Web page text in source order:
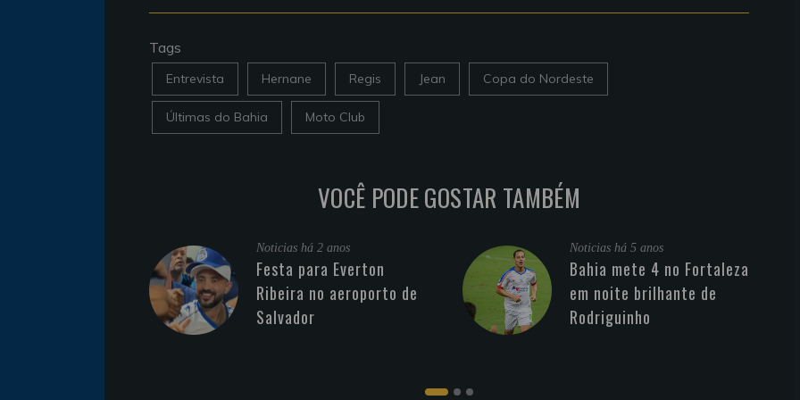
Tags
Entrevista Hernane Regis Jean Copa do Nordeste
Últimas do Bahia Moto Club
VOCÊ PODE GOSTAR TAMBÉM
Noticias há 2 anos
Festa para Everton
Ribeira no aeroporto de
Salvador
Noticias há 5 anos
Bahia mete 4 no Fortaleza
em noite brilhante de
Rodriguinho